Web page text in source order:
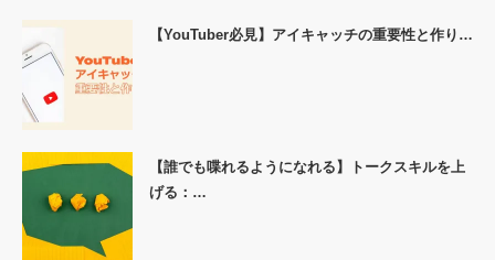
【YouTuber必見】アイキャッチの重要性と作り…
【誰でも喋れるようになれる】トークスキルを上
げる：…